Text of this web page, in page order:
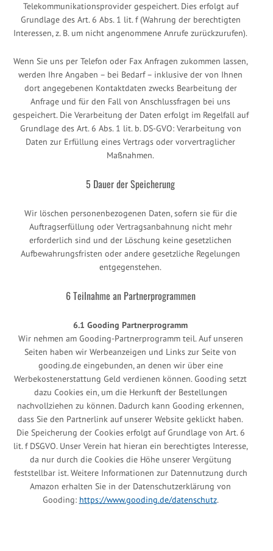
Telekommunikationsprovider gespeichert. Dies erfolgt auf
Grundlage des Art. 6 Abs. 1 lit. f (Wahrung der berechtigten
Interessen, z. B. um nicht angenommene Anrufe zurückzurufen).
Wenn Sie uns per Telefon oder Fax Anfragen zukommen lassen,
werden Ihre Angaben – bei Bedarf – inklusive der von Ihnen
dort angegebenen Kontaktdaten zwecks Bearbeitung der
Anfrage und für den Fall von Anschlussfragen bei uns
gespeichert. Die Verarbeitung der Daten erfolgt im Regelfall auf
Grundlage des Art. 6 Abs. 1 lit. b. DS-GVO: Verarbeitung von
Daten zur Erfüllung eines Vertrags oder vorvertraglicher
Maßnahmen.
5 Dauer der Speicherung
Wir löschen personenbezogenen Daten, sofern sie für die
Auftragserfüllung oder Vertragsanbahnung nicht mehr
erforderlich sind und der Löschung keine gesetzlichen
Aufbewahrungsfristen oder andere gesetzliche Regelungen
entgegenstehen.
6 Teilnahme an Partnerprogrammen
6.1 Gooding Partnerprogramm
Wir nehmen am Gooding-Partnerprogramm teil. Auf unseren
Seiten haben wir Werbeanzeigen und Links zur Seite von
gooding.de eingebunden, an denen wir über eine
Werbekostenerstattung Geld verdienen können. Gooding setzt
dazu Cookies ein, um die Herkunft der Bestellungen
nachvollziehen zu können. Dadurch kann Gooding erkennen,
dass Sie den Partnerlink auf unserer Website geklickt haben.
Die Speicherung der Cookies erfolgt auf Grundlage von Art. 6
lit. f DSGVO. Unser Verein hat hieran ein berechtigtes Interesse,
da nur durch die Cookies die Höhe unserer Vergütung
feststellbar ist. Weitere Informationen zur Datennutzung durch
Amazon erhalten Sie in der Datenschutzerklärung von
Gooding: https://www.gooding.de/datenschutz.